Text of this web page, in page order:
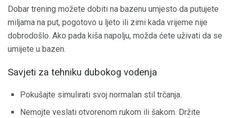
Dobar trening možete dobiti na bazenu umjesto da putujete
miljama na put, pogotovo u ljeto ili zimi kada vrijeme nije
dobrodošlo. Ako pada kiša napolju, možda ćete uživati ​​da se
umijete u bazen.
Savjeti za tehniku ​​dubokog vodenja
Pokušajte simulirati svoj normalan stil trčanja.
Nemojte veslati otvorenom rukom ili šakom. Držite